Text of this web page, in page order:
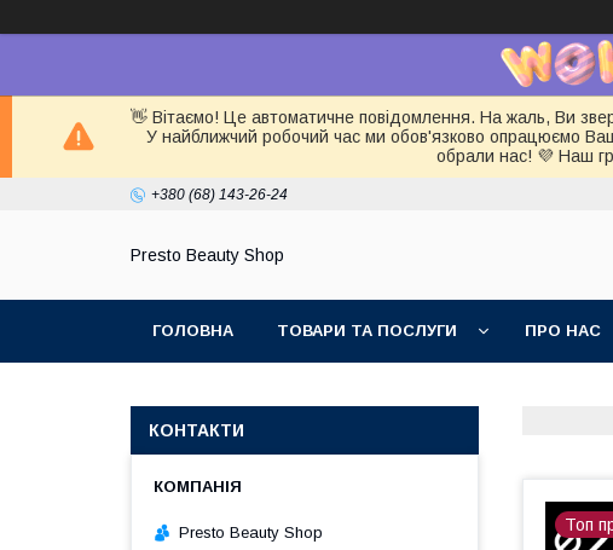
👋 Вітаємо! Це автоматичне повідомлення. На жаль, Ви
У найближчий робочий час ми обов'язково опрацюємо
обрали нас! 💜 Наш
+380 (68) 143-26-24
Presto Beauty Shop
ГОЛОВНА ТОВАРИ ТА ПОСЛУГИ ПРО НАС
Топ
КОНТАКТИ
Presto Beauty Shop